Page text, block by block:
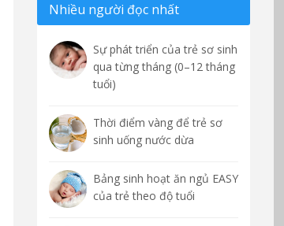
Nhiều người đọc nhất
Sự phát triển của trẻ sơ sinh
qua từng tháng (0–12 tháng
tuổi)
Thời điểm vàng để trẻ sơ
sinh uống nước dừa
Bảng sinh hoạt ăn ngủ EASY
của trẻ theo độ tuổi